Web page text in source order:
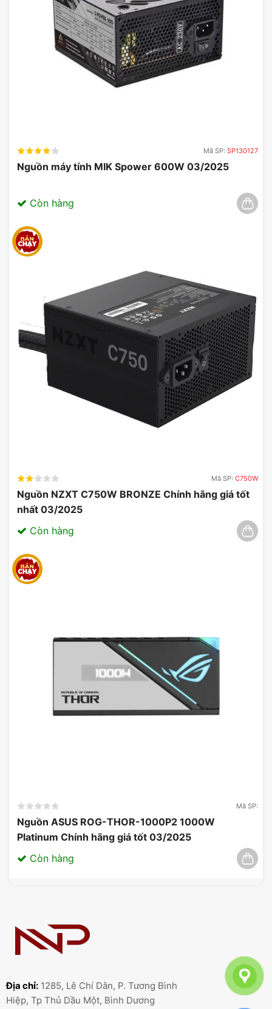
Mã SP: SP130127
Nguồn máy tính MIK Spower 600W 03/2025
Còn hàng
Mã SP: C750W
Nguồn NZXT C750W BRONZE Chính hãng giá tốt
nhất 03/2025
Còn hàng
Mã SP:
Nguồn ASUS ROG-THOR-1000P2 1000W
Platinum Chính hãng giá tốt 03/2025
Còn hàng
Địa chỉ: 1285, Lê Chí Dân, P. Tương Bình
Hiệp, Tp Thủ Dầu Một, Bình Dương